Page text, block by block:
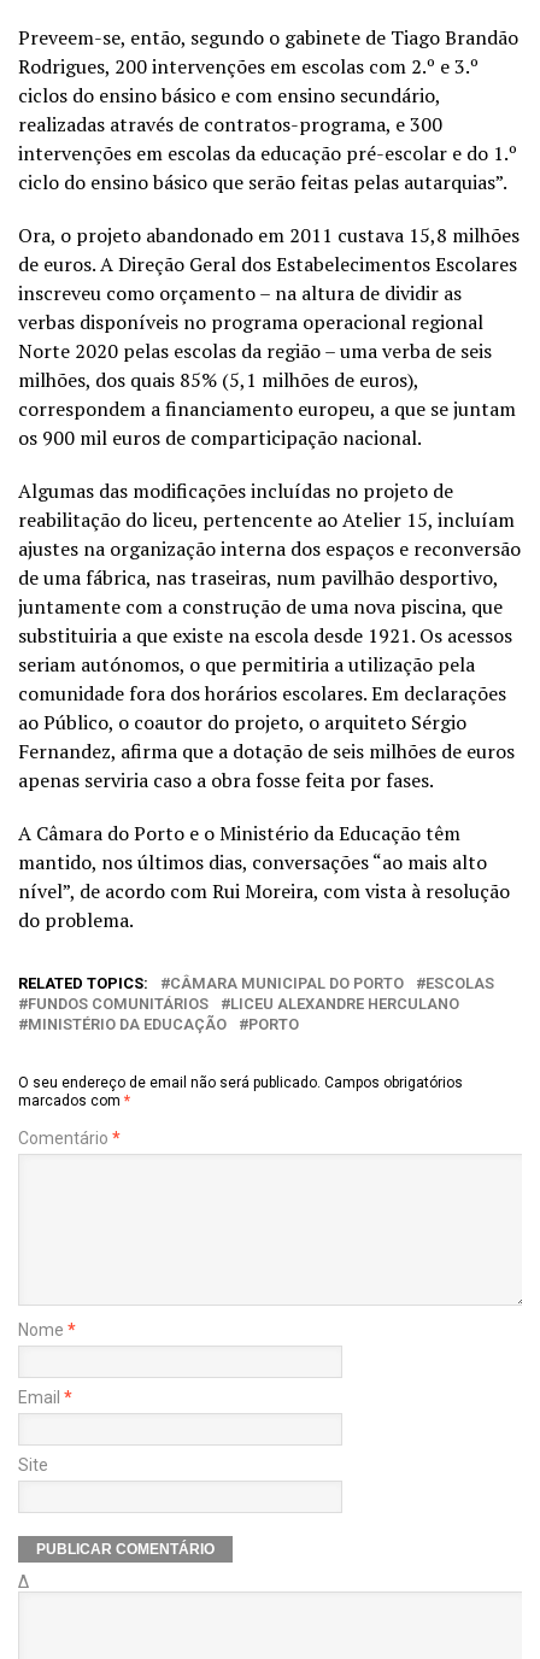
Preveem-se, então, segundo o gabinete de Tiago Brandão
Rodrigues, 200 intervenções em escolas com 2.º e 3.º
ciclos do ensino básico e com ensino secundário,
realizadas através de contratos-programa, e 300
intervenções em escolas da educação pré-escolar e do 1.º
ciclo do ensino básico que serão feitas pelas autarquias”.
Ora, o projeto abandonado em 2011 custava 15,8 milhões
de euros. A Direção Geral dos Estabelecimentos Escolares
inscreveu como orçamento – na altura de dividir as
verbas disponíveis no programa operacional regional
Norte 2020 pelas escolas da região – uma verba de seis
milhões, dos quais 85% (5,1 milhões de euros),
correspondem a financiamento europeu, a que se juntam
os 900 mil euros de comparticipação nacional.
Algumas das modificações incluídas no projeto de
reabilitação do liceu, pertencente ao Atelier 15, incluíam
ajustes na organização interna dos espaços e reconversão
de uma fábrica, nas traseiras, num pavilhão desportivo,
juntamente com a construção de uma nova piscina, que
substituiria a que existe na escola desde 1921. Os acessos
seriam autónomos, o que permitiria a utilização pela
comunidade fora dos horários escolares. Em declarações
ao Público, o coautor do projeto, o arquiteto Sérgio
Fernandez, afirma que a dotação de seis milhões de euros
apenas serviria caso a obra fosse feita por fases.
A Câmara do Porto e o Ministério da Educação têm
mantido, nos últimos dias, conversações “ao mais alto
nível”, de acordo com Rui Moreira, com vista à resolução
do problema.
RELATED TOPICS: CÂMARA MUNICIPAL DO PORTO
ESCOLAS
FUNDOS COMUNITÁRIOS
LICEU ALEXANDRE HERCULANO
MINISTÉRIO DA EDUCAÇÃO
PORTO
O seu endereço de email não será publicado. Campos obrigatórios
marcados com *
Comentário *
Nome *
Email *
Site
Δ